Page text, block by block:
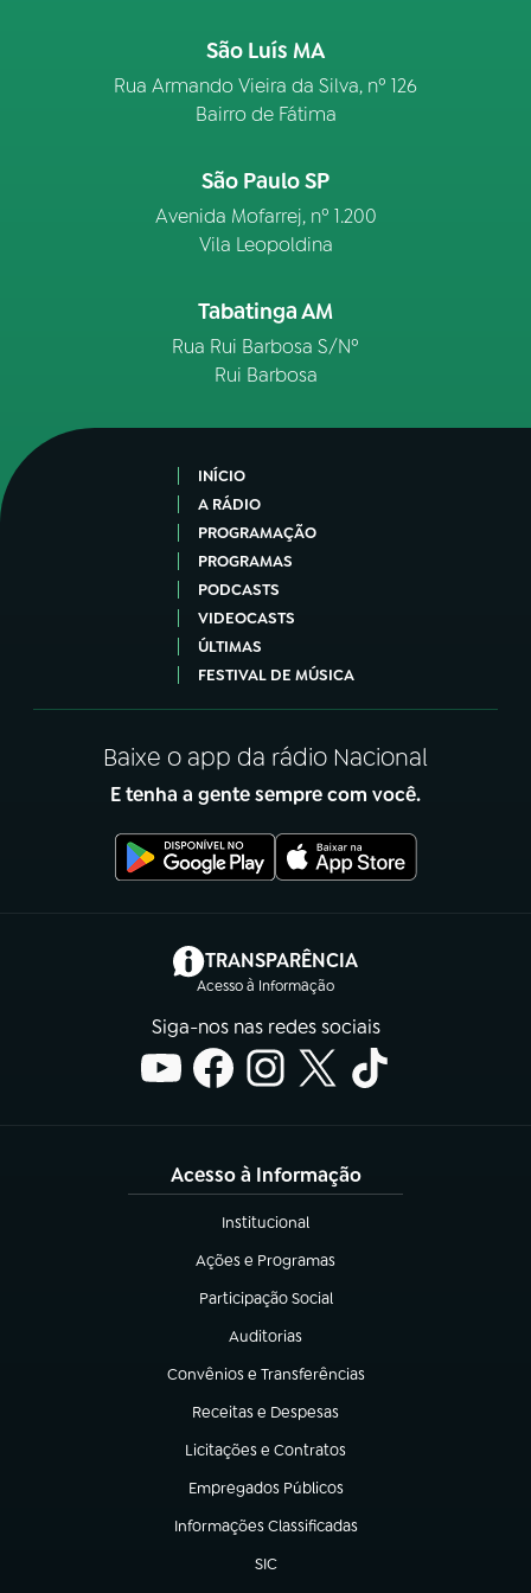
São Luís MA
Rua Armando Vieira da Silva, nº 126
Bairro de Fátima
São Paulo SP
Avenida Mofarrej, nº 1.200
Vila Leopoldina
Tabatinga AM
Rua Rui Barbosa S/Nº
Rui Barbosa
INÍCIO
A RÁDIO
PROGRAMAÇÃO
PROGRAMAS
PODCASTS
VIDEOCASTS
ÚLTIMAS
FESTIVAL DE MÚSICA
Baixe o app da rádio Nacional
E tenha a gente sempre com você.
TRANSPARÊNCIA
Acesso à Informação
(abre em nova aba)
Siga-nos nas redes sociais
Acesso à Informação
Institucional
(abre em nova aba)
Ações e Programas
(abre em nova aba)
Participação Social
(abre em nova aba)
Auditorias
(abre em nova aba)
Convênios e Transferências
(abre em nova aba)
Receitas e Despesas
(abre em nova aba)
Licitações e Contratos
(abre em nova aba)
Empregados Públicos
(abre em nova aba)
Informações Classificadas
(abre em nova aba)
SIC
(abre em nova aba)